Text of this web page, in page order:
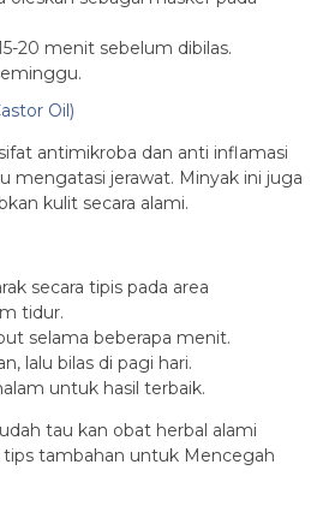
20 menit sebelum dibilas.
Oil)
antimikroba dan anti inflamasi
mengatasi jerawat. Minyak ini juga
kulit secara alami.
secara tipis pada area
tidur.
selama beberapa menit.
lalu bilas di pagi hari.
untuk hasil terbaik.
tau kan obat herbal alami
tips tambahan untuk Mencegah